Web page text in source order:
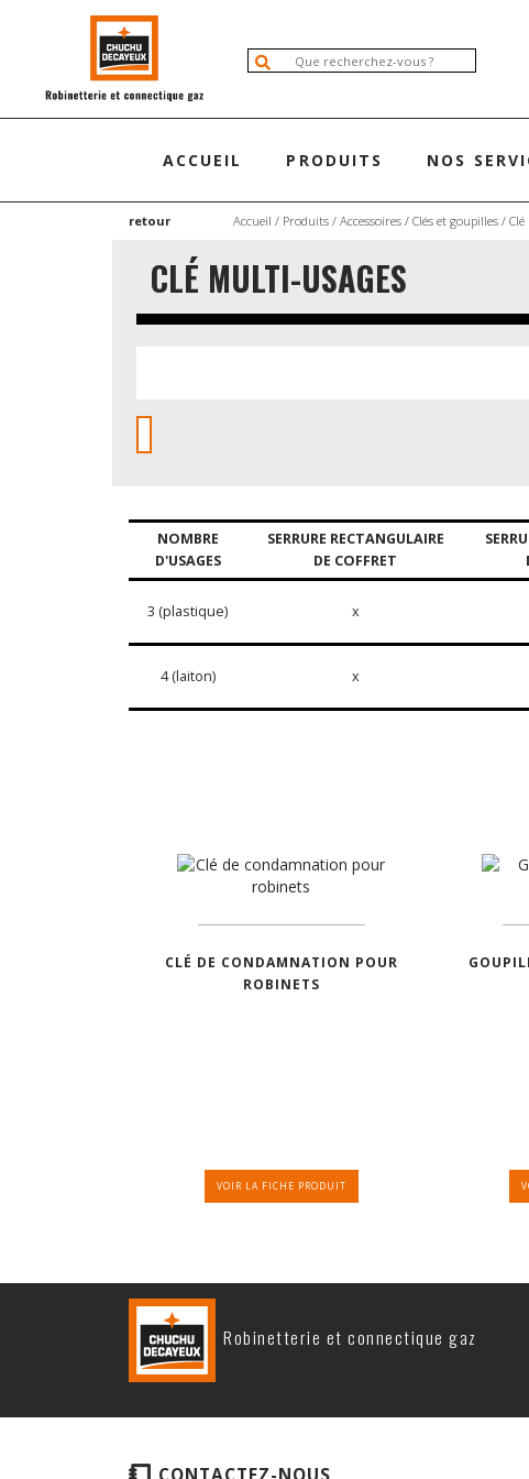
ACCUEIL PRODUITS NOS
retour Accueil / Produits / Accessoires / Clés et goupilles /
CLÉ MULTI-USAGES
NOMBRE
D'USAGES
SERRURE RECTANGULAIRE
DE COFFRET
3 (plastique) x
4 (laiton) x
CLÉ DE CONDAMNATION POUR
ROBINETS
VOIR LA FICHE PRODUIT
Robinetterie et connectique gaz